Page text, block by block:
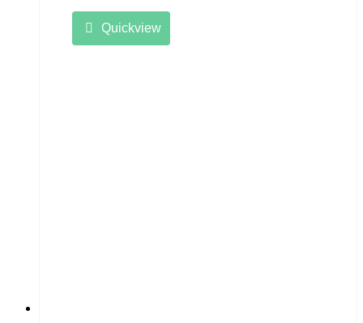
Quickview